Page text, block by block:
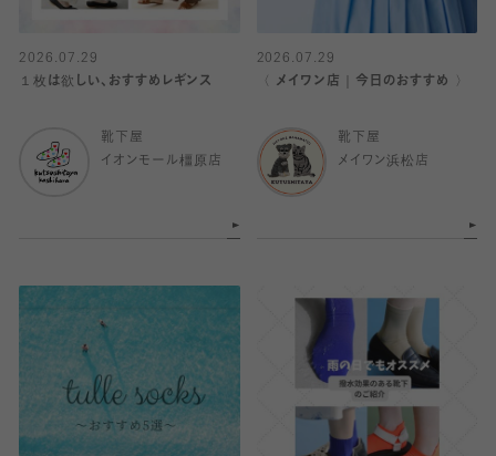
2026.07.29
１枚は欲しい、おすすめレギンス
靴下屋
イオンモール橿原店
2026.07.29
〈 メイワン店｜今日のおすすめ 〉
靴下屋
メイワン浜松店